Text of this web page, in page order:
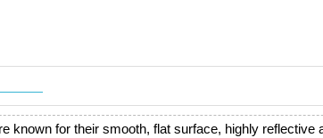
known for their smooth, flat surface, highly reflective